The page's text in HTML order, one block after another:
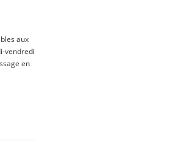
aux
vendredi
en